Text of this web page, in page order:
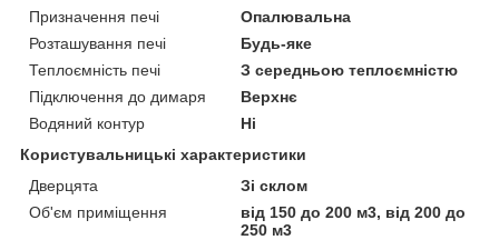
Призначення печі
Опалювальна
Розташування печі
Будь-яке
Теплоємність печі
З середньою теплоємністю
Підключення до димаря
Верхнє
Водяний контур
Ні
Користувальницькі характеристики
Дверцята
Зі склом
Об'єм приміщення
від 150 до 200 м3, від 200 до
250 м3